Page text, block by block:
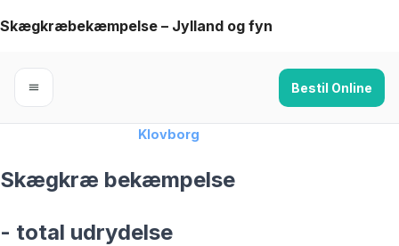
Skip
content
Skægkræbekæmpelse – Jylland og fyn
Bestil Online
Klovborg
Skægkræ bekæmpelse
- total udrydelse